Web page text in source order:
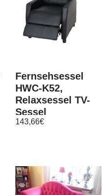
Fernsehsessel
HWC-K52,
Relaxsessel TV-
Sessel
Liegesessel,
143,66€